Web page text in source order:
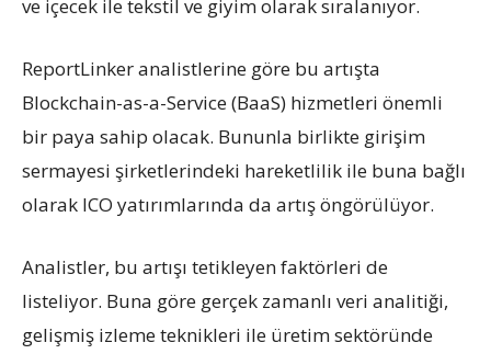
ve içecek ile tekstil ve giyim olarak sıralanıyor.
ReportLinker analistlerine göre bu artışta
Blockchain-as-a-Service (BaaS) hizmetleri önemli
bir paya sahip olacak. Bununla birlikte girişim
sermayesi şirketlerindeki hareketlilik ile buna bağlı
olarak ICO yatırımlarında da artış öngörülüyor.
Analistler, bu artışı tetikleyen faktörleri de
listeliyor. Buna göre gerçek zamanlı veri analitiği,
gelişmiş izleme teknikleri ile üretim sektöründe